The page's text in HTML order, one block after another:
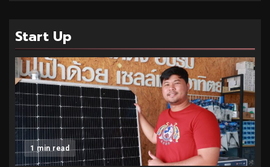
Start Up
1 min read